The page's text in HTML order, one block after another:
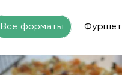
Все форматы Фуршет